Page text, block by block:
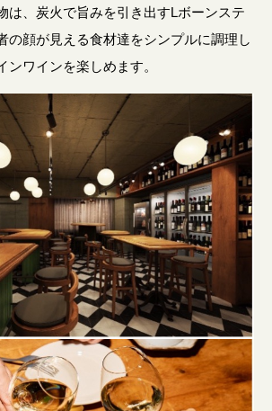
は、炭火で旨みを引き出すLボーンステ
の顔が見える食材達をシンプルに調理し
ンワインを楽しめます。